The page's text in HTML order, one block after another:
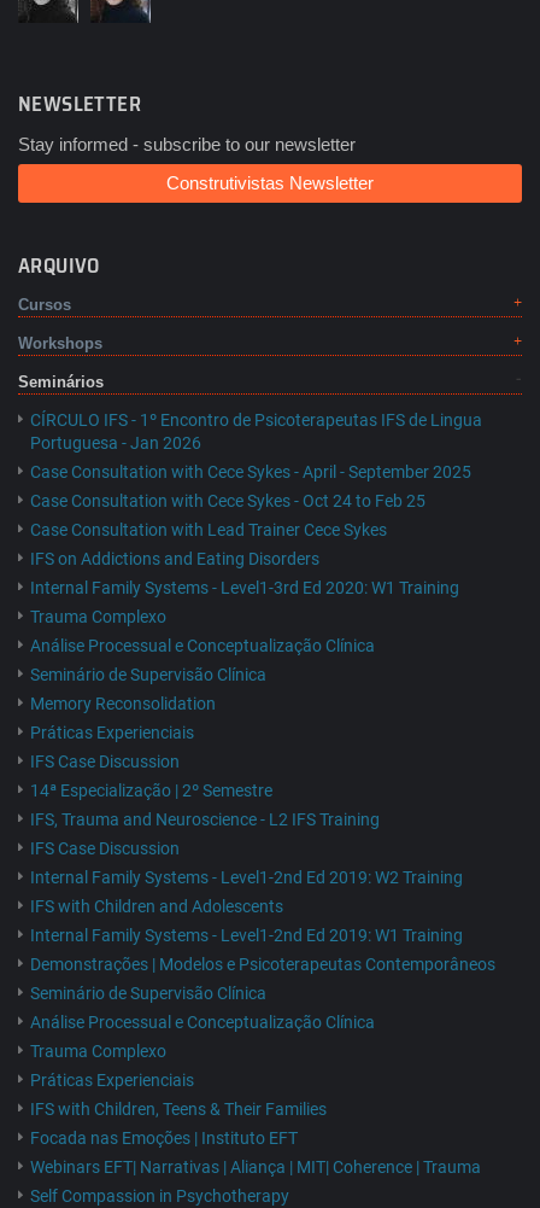
NEWSLETTER
Stay informed - subscribe to our newsletter
Construtivistas Newsletter
ARQUIVO
Cursos
Workshops
Seminários
CÍRCULO IFS - 1º Encontro de Psicoterapeutas IFS de Lingua
Portuguesa - Jan 2026
Case Consultation with Cece Sykes - April - September 2025
Case Consultation with Cece Sykes - Oct 24 to Feb 25
Case Consultation with Lead Trainer Cece Sykes
IFS on Addictions and Eating Disorders
Internal Family Systems - Level1-3rd Ed 2020: W1 Training
Trauma Complexo
Análise Processual e Conceptualização Clínica
Seminário de Supervisão Clínica
Memory Reconsolidation
Práticas Experienciais
IFS Case Discussion
14ª Especialização | 2º Semestre
IFS, Trauma and Neuroscience - L2 IFS Training
IFS Case Discussion
Internal Family Systems - Level1-2nd Ed 2019: W2 Training
IFS with Children and Adolescents
Internal Family Systems - Level1-2nd Ed 2019: W1 Training
Demonstrações | Modelos e Psicoterapeutas Contemporâneos
Seminário de Supervisão Clínica
Análise Processual e Conceptualização Clínica
Trauma Complexo
Práticas Experienciais
IFS with Children, Teens & Their Families
Focada nas Emoções | Instituto EFT
Webinars EFT| Narrativas | Aliança | MIT| Coherence | Trauma
Self Compassion in Psychotherapy